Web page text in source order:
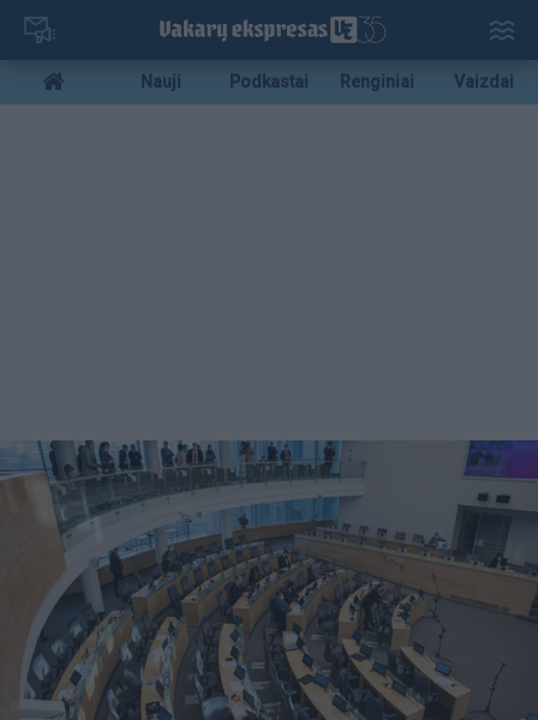
Pereiti
pagrindinį
turinį
Mobile
menu
Nauji Podkastai Renginiai Vaizdai